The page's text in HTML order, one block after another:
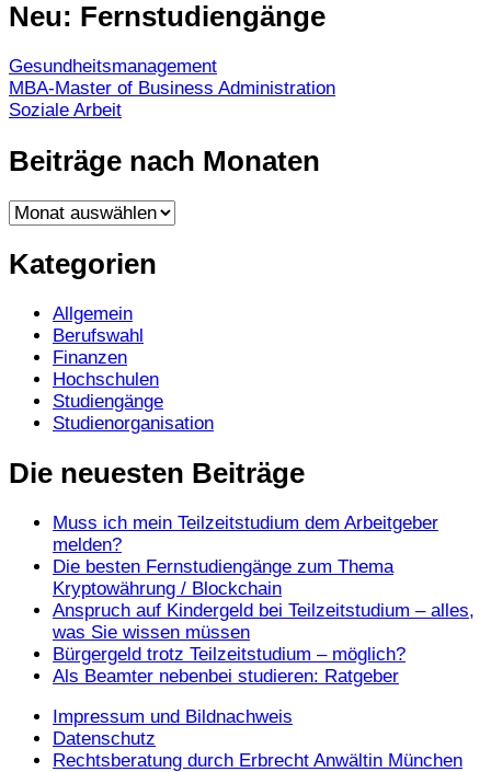
Neu: Fernstudiengänge
Gesundheitsmanagement
MBA-Master of Business Administration
Soziale Arbeit
Beiträge nach Monaten
Beiträge
nach
Monaten
Kategorien
Allgemein
Berufswahl
Finanzen
Hochschulen
Studiengänge
Studienorganisation
Die neuesten Beiträge
Muss ich mein Teilzeitstudium dem Arbeitgeber
melden?
Die besten Fernstudiengänge zum Thema
Kryptowährung / Blockchain
Anspruch auf Kindergeld bei Teilzeitstudium – alles,
was Sie wissen müssen
Bürgergeld trotz Teilzeitstudium – möglich?
Als Beamter nebenbei studieren: Ratgeber
Impressum und Bildnachweis
Datenschutz
Rechtsberatung durch Erbrecht Anwältin München